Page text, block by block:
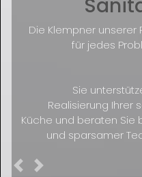
Die Klempner unserer
für jedes
Sie
Realisierung Ihrer
Küche und beraten
und sparsamer
Previous